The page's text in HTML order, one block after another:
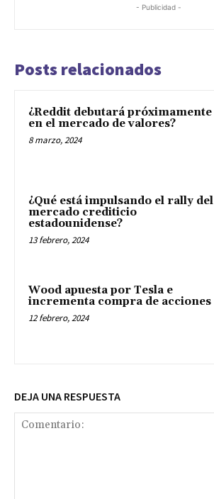
- Publicidad -
Posts relacionados
¿Reddit debutará próximamente
en el mercado de valores?
8 marzo, 2024
¿Qué está impulsando el rally del
mercado crediticio
estadounidense?
13 febrero, 2024
Wood apuesta por Tesla e
incrementa compra de acciones
12 febrero, 2024
DEJA UNA RESPUESTA